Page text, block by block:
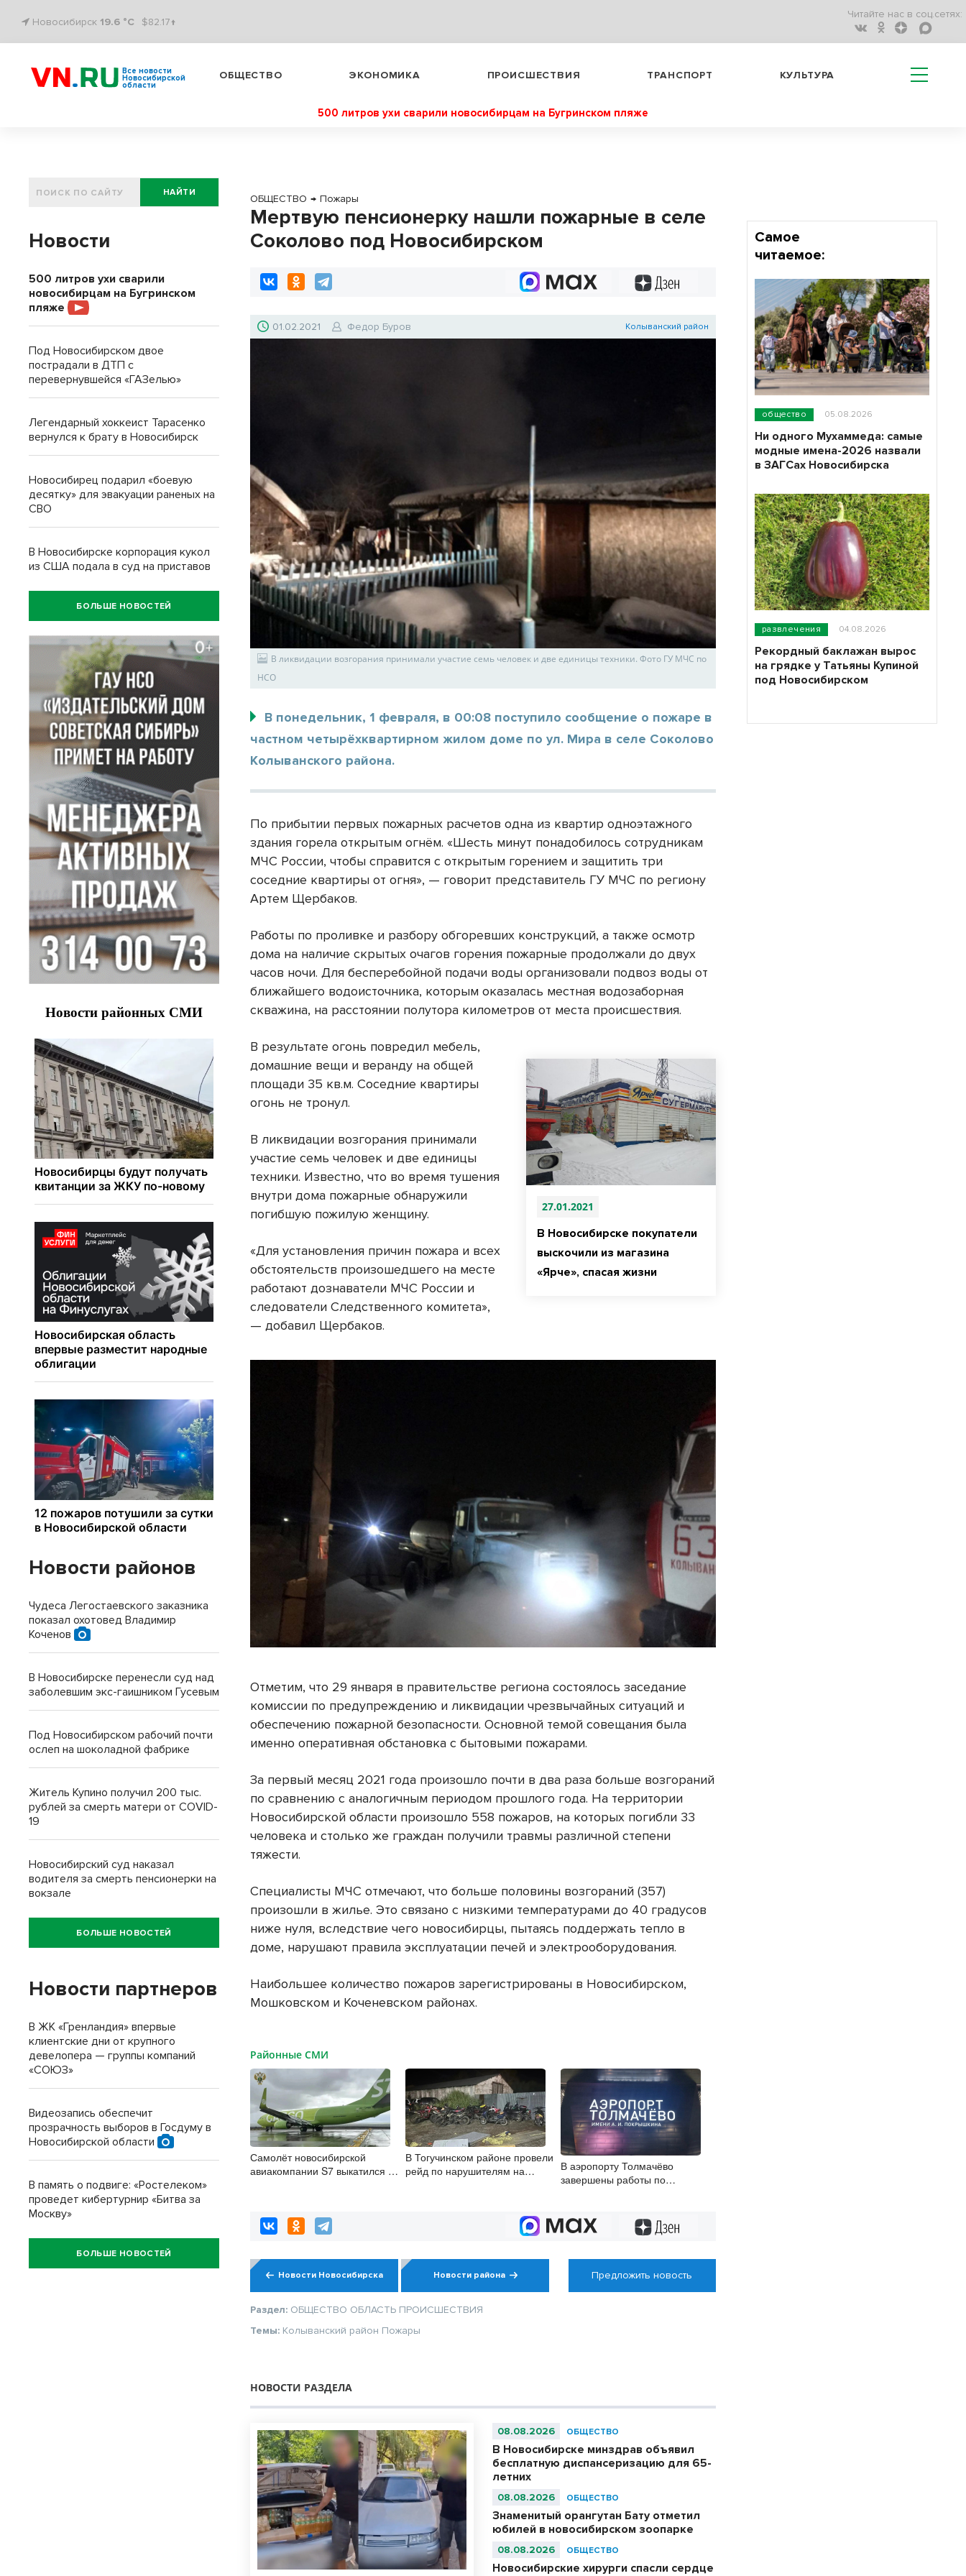
Новосибирск 19.6 °C $82.17↑
Читайте нас в соц.сетях:
Все новости
Новосибирской
области
ОБЩЕСТВО ЭКОНОМИКА ПРОИСШЕСТВИЯ ТРАНСПОРТ КУЛЬТУРА
500 литров ухи сварили новосибирцам на Бугринском пляже
ОБЩЕСТВО → Пожары
Мертвую пенсионерку нашли пожарные в селе
Соколово под Новосибирском
01.02.2021 Федор Буров Колыванский район
В ликвидации возгорания принимали участие семь человек и две единицы техники. Фото ГУ МЧС по
НСО
В понедельник, 1 февраля, в 00:08 поступило сообщение о пожаре в
частном четырёхквартирном жилом доме по ул. Мира в селе Соколово
Колыванского района.
По прибытии первых пожарных расчетов одна из квартир одноэтажного
здания горела открытым огнём. «Шесть минут понадобилось сотрудникам
МЧС России, чтобы справится с открытым горением и защитить три
соседние квартиры от огня», — говорит представитель ГУ МЧС по региону
Артем Щербаков.
Работы по проливке и разбору обгоревших конструкций, а также осмотр
дома на наличие скрытых очагов горения пожарные продолжали до двух
часов ночи. Для бесперебойной подачи воды организовали подвоз воды от
ближайшего водоисточника, которым оказалась местная водозаборная
скважина, на расстоянии полутора километров от места происшествия.
27.01.2021
В Новосибирске покупатели
выскочили из магазина
«Ярче», спасая жизни
В результате огонь повредил мебель,
домашние вещи и веранду на общей
площади 35 кв.м. Соседние квартиры
огонь не тронул.
В ликвидации возгорания принимали
участие семь человек и две единицы
техники. Известно, что во время тушения
внутри дома пожарные обнаружили
погибшую пожилую женщину.
«Для установления причин пожара и всех
обстоятельств произошедшего на месте
работают дознаватели МЧС России и
следователи Следственного комитета»,
— добавил Щербаков.
Отметим, что 29 января в правительстве региона состоялось заседание
комиссии по предупреждению и ликвидации чрезвычайных ситуаций и
обеспечению пожарной безопасности. Основной темой совещания была
именно оперативная обстановка с бытовыми пожарами.
За первый месяц 2021 года произошло почти в два раза больше возгораний
по сравнению с аналогичным периодом прошлого года. На территории
Новосибирской области произошло 558 пожаров, на которых погибли 33
человека и столько же граждан получили травмы различной степени
тяжести.
Специалисты МЧС отмечают, что больше половины возгораний (357)
произошли в жилье. Это связано с низкими температурами до 40 градусов
ниже нуля, вследствие чего новосибирцы, пытаясь поддержать тепло в
доме, нарушают правила эксплуатации печей и электрооборудования.
Наибольшее количество пожаров зарегистрированы в Новосибирском,
Мошковском и Коченевском районах.
Районные СМИ
Самолёт новосибирской
авиакомпании S7 выкатился за
В Тогучинском районе провели
рейд по нарушителям на
В аэропорту Толмачёво
завершены работы по
Новости Новосибирска Новости района Предложить новость
Раздел: ОБЩЕСТВО ОБЛАСТЬ ПРОИСШЕСТВИЯ
Темы: Колыванский район Пожары
НОВОСТИ РАЗДЕЛА
08.08.2026 ОБЩЕСТВО
В Новосибирске минздрав объявил
бесплатную диспансеризацию для 65-
летних
08.08.2026 ОБЩЕСТВО
Знаменитый орангутан Бату отметил
юбилей в новосибирском зоопарке
08.08.2026 ОБЩЕСТВО
Новосибирские хирурги спасли сердце
НАЙТИ
Новости
500 литров ухи сварили
новосибирцам на Бугринском
пляже
Под Новосибирском двое
пострадали в ДТП с
перевернувшейся «ГАЗелью»
Легендарный хоккеист Тарасенко
вернулся к брату в Новосибирск
Новосибирец подарил «боевую
десятку» для эвакуации раненых на
СВО
В Новосибирске корпорация кукол
из США подала в суд на приставов
БОЛЬШЕ НОВОСТЕЙ
Новости районов
Чудеса Легостаевского заказника
показал охотовед Владимир
Коченов
В Новосибирске перенесли суд над
заболевшим экс-гаишником Гусевым
Под Новосибирском рабочий почти
ослеп на шоколадной фабрике
Житель Купино получил 200 тыс.
рублей за смерть матери от COVID-
19
Новосибирский суд наказал
водителя за смерть пенсионерки на
вокзале
БОЛЬШЕ НОВОСТЕЙ
Новости партнеров
В ЖК «Гренландия» впервые
клиентские дни от крупного
девелопера — группы компаний
«СОЮЗ»
Видеозапись обеспечит
прозрачность выборов в Госдуму в
Новосибирской области
В память о подвиге: «Ростелеком»
проведет кибертурнир «Битва за
Москву»
БОЛЬШЕ НОВОСТЕЙ
Самое
читаемое:
общество 05.08.2026
Ни одного Мухаммеда: самые
модные имена-2026 назвали
в ЗАГСах Новосибирска
развлечения 04.08.2026
Рекордный баклажан вырос
на грядке у Татьяны Купиной
под Новосибирском